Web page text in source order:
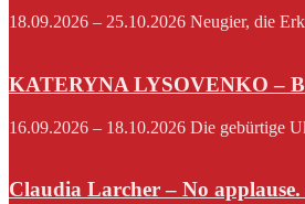
18.09.2026 – 25.10.2026 Neugier, die
KATERYNA LYSOVENKO –
16.09.2026 – 18.10.2026 Die gebürtige
Claudia Larcher – No